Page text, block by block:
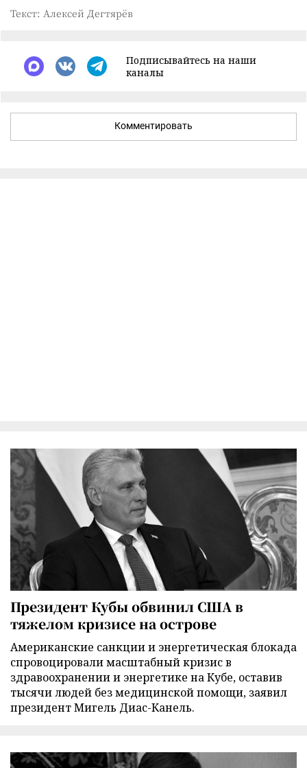
Текст: Алексей Дегтярёв
Подписывайтесь на наши
каналы
Комментировать
Президент Кубы обвинил США в
тяжелом кризисе на острове
Американские санкции и энергетическая блокада
спровоцировали масштабный кризис в
здравоохранении и энергетике на Кубе, оставив
тысячи людей без медицинской помощи, заявил
президент Мигель Диас-Канель.